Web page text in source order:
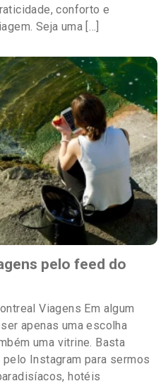
conforto e
Seja uma […]
pelo feed do
Viagens Em algum
apenas uma escolha
uma vitrine. Basta
Instagram para sermos
hotéis